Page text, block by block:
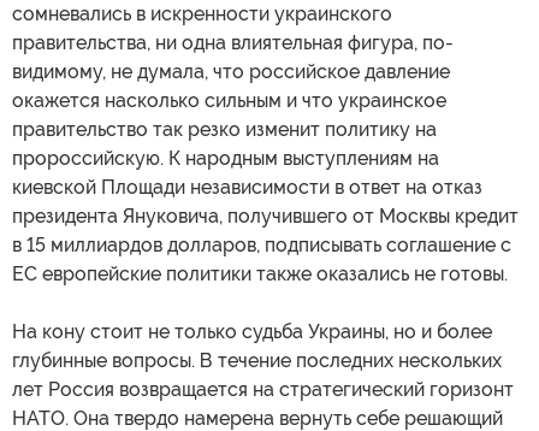
сомневались в искренности украинского
правительства, ни одна влиятельная фигура, по-
видимому, не думала, что российское давление
окажется насколько сильным и что украинское
правительство так резко изменит политику на
пророссийскую. К народным выступлениям на
киевской Площади независимости в ответ на отказ
президента Януковича, получившего от Москвы кредит
в 15 миллиардов долларов, подписывать соглашение с
ЕС европейские политики также оказались не готовы.
На кону стоит не только судьба Украины, но и более
глубинные вопросы. В течение последних нескольких
лет Россия возвращается на стратегический горизонт
НАТО. Она твердо намерена вернуть себе решающий